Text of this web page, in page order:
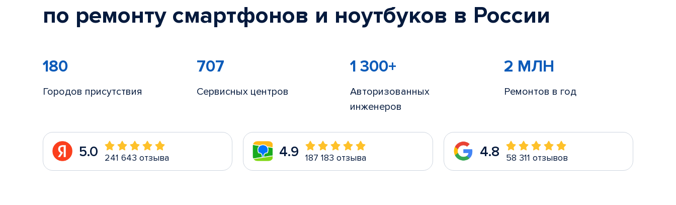
по ремонту смартфонов и ноутбуков в России
180
Городов присутствия
707
Сервисных центров
1 300+
Авторизованных
инженеров
2 МЛН
Ремонтов в год
5.0 241 643 отзыва 4.9 187 183 отзыва 4.8 58 311 отзывов